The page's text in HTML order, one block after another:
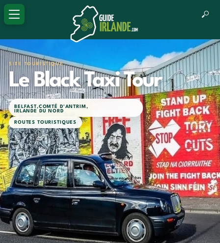
SITE TOURISTIQUE
Le Black Taxi Tour
BELFAST,COMTÉ D'ANTRIM ,
IRLANDE DU NORD
ROUTES TOURISTIQUES